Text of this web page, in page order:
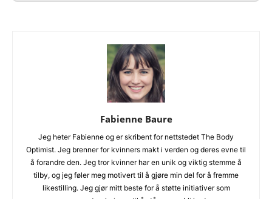
Fabienne Baure
Jeg heter Fabienne og er skribent for nettstedet The Body
Optimist. Jeg brenner for kvinners makt i verden og deres evne til
å forandre den. Jeg tror kvinner har en unik og viktig stemme å
tilby, og jeg føler meg motivert til å gjøre min del for å fremme
likestilling. Jeg gjør mitt beste for å støtte initiativer som